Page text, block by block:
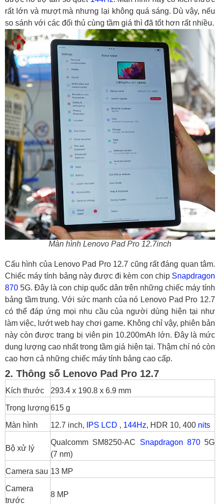
rất lớn và mượt mà nhưng lại không quá sáng. Dù vậy, nếu
so sánh với các đối thủ cùng tầm giá thì đã tốt hơn rất nhiều.
Màn hình Lenovo Pad Pro 12.7inch
Cấu hình của Lenovo Pad Pro 12.7 cũng rất đáng quan tâm.
Chiếc máy tính bảng này được đi kèm con chip Snapdragon
870 5G. Đây là con chip quốc dân trên những chiếc máy tính
bảng tầm trung. Với sức mạnh của nó Lenovo Pad Pro 12.7
có thể đáp ứng mọi nhu cầu của người dùng hiện tại như
làm việc, lướt web hay chơi game. Không chỉ vậy, phiên bản
này còn được trang bị viên pin 10.200mAh lớn. Đây là mức
dung lượng cao nhất trong tầm giá hiện tại. Thậm chí nó còn
cao hơn cả những chiếc máy tính bảng cao cấp.
2. Thông số Lenovo Pad Pro 12.7
Kích thước 293.4 x 190.8 x 6.9 mm
Trọng lượng 615 g
Màn hình 12.7 inch, IPS LCD , 144Hz, HDR 10, 400 nits
Bộ xử lý
Qualcomm SM8250-AC Snapdragon 8705G
(7 nm)
Camera sau 13 MP
Camera
trước
8 MP